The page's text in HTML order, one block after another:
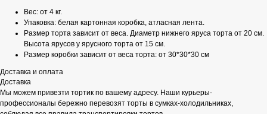
Вес: от 4 кг.
Упаковка: белая картонная коробка, атласная лента.
Размер торта зависит от веса. Диаметр нижнего яруса торта от 20 см.
Высота ярусов у ярусного торта от 15 см.
Размер коробки зависит от веса торта: от 30*30*30 см
Доставка и оплата
Доставка
Мы можем привезти тортик по вашему адресу. Наши курьеры-
профессионалы бережно перевозят торты в сумках-холодильниках,